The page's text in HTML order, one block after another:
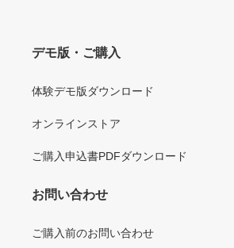
デモ版・ご購入
体験デモ版ダウンロード
オンラインストア
ご購入申込書PDFダウンロード
お問い合わせ
ご購入前のお問い合わせ